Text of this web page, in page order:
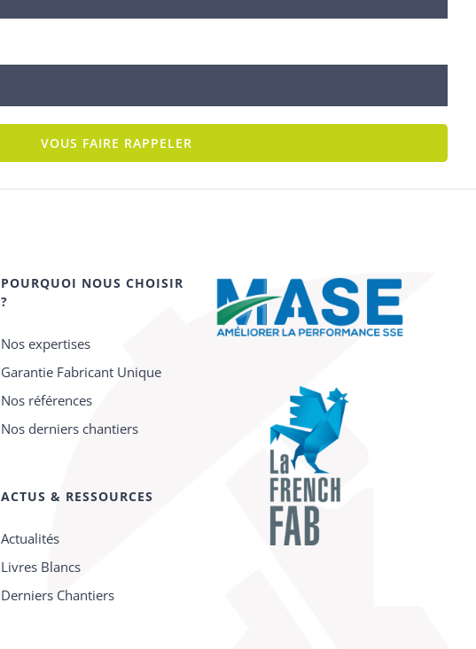
POURQUOI NOUS CHOISIR
?
Nos expertises
Garantie Fabricant Unique
Nos références
Nos derniers chantiers
ACTUS & RESSOURCES
Actualités
Livres Blancs
Derniers Chantiers